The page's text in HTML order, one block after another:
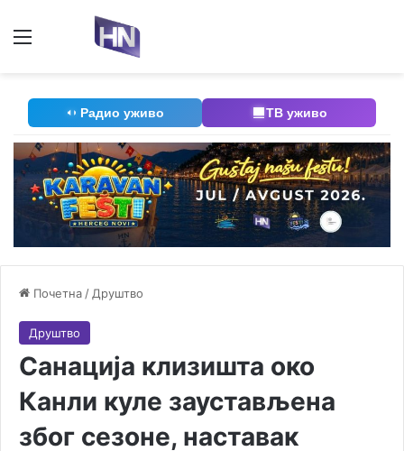
Радио уживо ТВ уживо
Почетна / Друштво
Друштво
Санација клизишта око
Канли куле заустављена
због сезоне, наставак